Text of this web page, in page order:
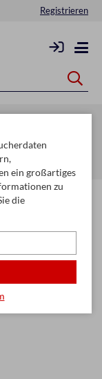
Registrieren
& Korrigieren
ein großartiges
zu
die